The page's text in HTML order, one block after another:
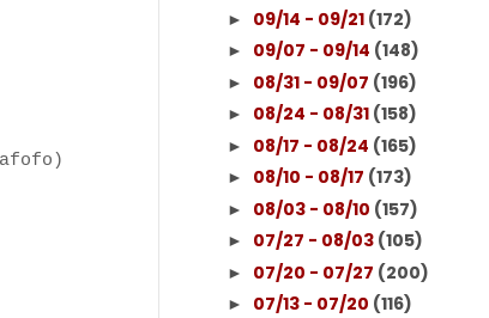
► 09/14 - 09/21 (172)
► 09/07 - 09/14 (148)
► 08/31 - 09/07 (196)
► 08/24 - 08/31 (158)
► 08/17 - 08/24 (165)
► 08/10 - 08/17 (173)
► 08/03 - 08/10 (157)
► 07/27 - 08/03 (105)
► 07/20 - 07/27 (200)
► 07/13 - 07/20 (116)